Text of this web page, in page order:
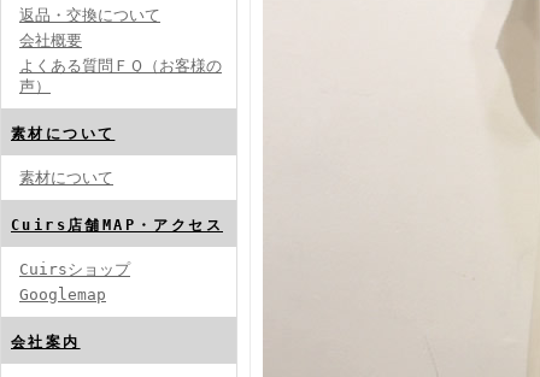
返品・交換について
会社概要
よくある質問ＦＱ（お客様の
声）
素材について
素材について
Cuirs店舗MAP・アクセス
Cuirsショップ
Googlemap
会社案内